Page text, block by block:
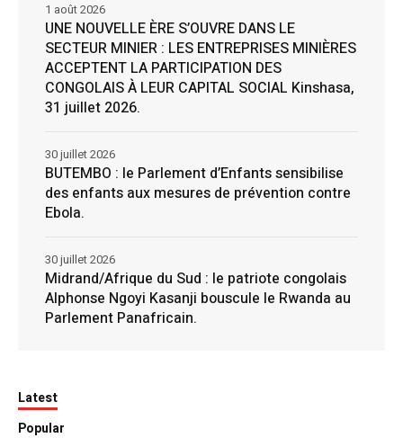
UNE NOUVELLE ÈRE S’OUVRE DANS LE
SECTEUR MINIER : LES ENTREPRISES MINIÈRES
ACCEPTENT LA PARTICIPATION DES
CONGOLAIS À LEUR CAPITAL SOCIAL Kinshasa,
31 juillet 2026.
1 août 2026
BUTEMBO : le Parlement d’Enfants sensibilise
des enfants aux mesures de prévention contre
Ebola.
30 juillet 2026
Midrand/Afrique du Sud : le patriote congolais
Alphonse Ngoyi Kasanji bouscule le Rwanda au
Parlement Panafricain.
30 juillet 2026
Latest
Popular